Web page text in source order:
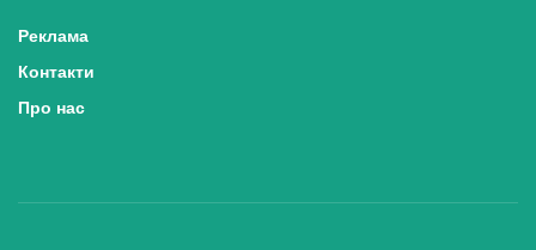
Реклама
Контакти
Про нас